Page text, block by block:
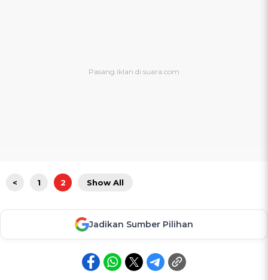
< 1 2 Show All
Jadikan Sumber Pilihan